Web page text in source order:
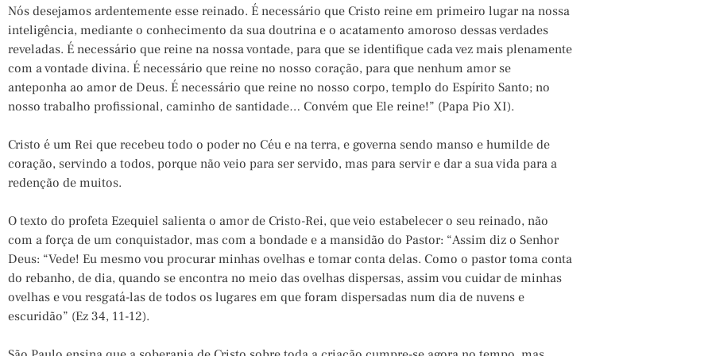
Nós desejamos ardentemente esse reinado. É necessário que Cristo reine em primeiro lugar na nossa
inteligência, mediante o conhecimento da sua doutrina e o acatamento amoroso dessas verdades
reveladas. É necessário que reine na nossa vontade, para que se identifique cada vez mais plenamente
com a vontade divina. É necessário que reine no nosso coração, para que nenhum amor se
anteponha ao amor de Deus. É necessário que reine no nosso corpo, templo do Espírito Santo; no
nosso trabalho profissional, caminho de santidade… Convém que Ele reine!” (Papa Pio XI).
Cristo é um Rei que recebeu todo o poder no Céu e na terra, e governa sendo manso e humilde de
coração, servindo a todos, porque não veio para ser servido, mas para servir e dar a sua vida para a
redenção de muitos.
O texto do profeta Ezequiel salienta o amor de Cristo-Rei, que veio estabelecer o seu reinado, não
com a força de um conquistador, mas com a bondade e a mansidão do Pastor: “Assim diz o Senhor
Deus: “Vede! Eu mesmo vou procurar minhas ovelhas e tomar conta delas. Como o pastor toma conta
do rebanho, de dia, quando se encontra no meio das ovelhas dispersas, assim vou cuidar de minhas
ovelhas e vou resgatá-las de todos os lugares em que foram dispersadas num dia de nuvens e
escuridão” (Ez 34, 11-12).